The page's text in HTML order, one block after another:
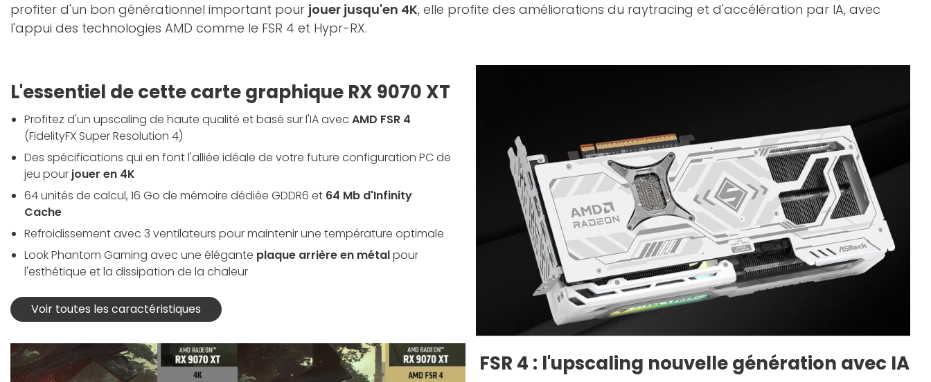
profiter d'un bon générationnel important pour jouer jusqu'en 4K, elle profite des améliorations du raytracing et d'accélération par IA, avec
l'appui des technologies AMD comme le FSR 4 et Hypr-RX.
L'essentiel de cette carte graphique RX 9070 XT
Profitez d'un upscaling de haute qualité et basé sur l'IA avec AMD FSR 4
(FidelityFX Super Resolution 4)
Des spécifications qui en font l'alliée idéale de votre future configuration PC de
jeu pour jouer en 4K
64 unités de calcul, 16 Go de mémoire dédiée GDDR6 et 64 Mb d'Infinity
Cache
Refroidissement avec 3 ventilateurs pour maintenir une température optimale
Look Phantom Gaming avec une élégante plaque arrière en métalpour
l'esthétique et la dissipation de la chaleur
Voir toutes les caractéristiques
FSR 4 : l'upscaling nouvelle génération avec IA